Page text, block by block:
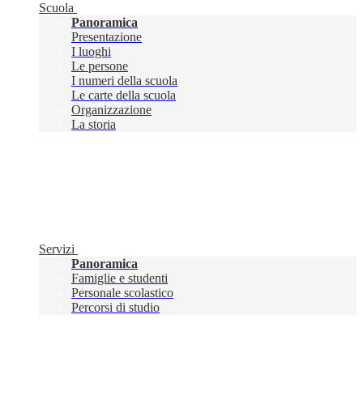
Scuola
Panoramica
Presentazione
I luoghi
Le persone
I numeri della scuola
Le carte della scuola
Organizzazione
La storia
Servizi
Panoramica
Famiglie e studenti
Personale scolastico
Percorsi di studio